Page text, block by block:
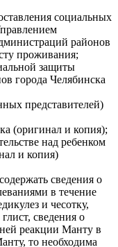
социальных
районов
проживания;
защиты
города Челябинска
представителей)
(оригинал и копия);
над ребенком
и копия)
сведения о
в течение
и чесотку,
сведения о
реакции Манту в
то необходима